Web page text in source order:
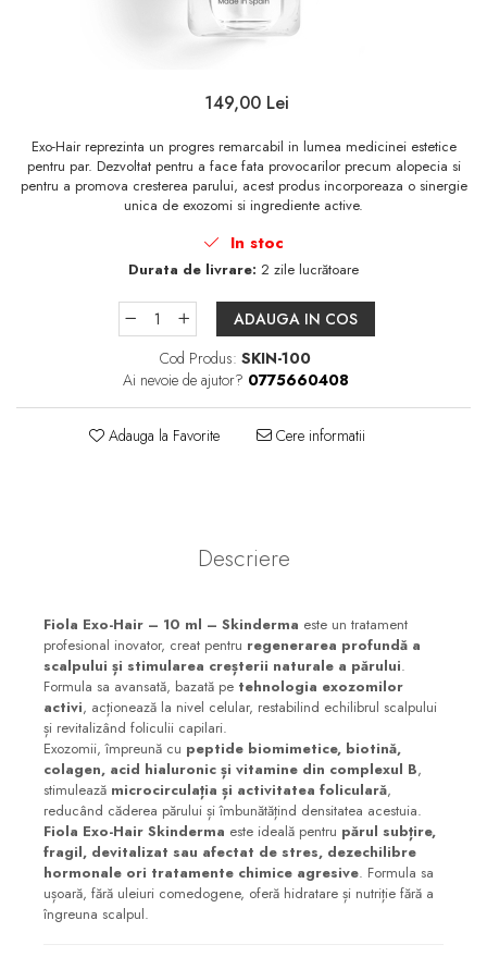
Vopsea de par
149,00 Lei
Exo-Hair reprezinta un progres remarcabil in lumea medicinei estetice
pentru par. Dezvoltat pentru a face fata provocarilor precum alopecia si
pentru a promova cresterea parului, acest produs incorporeaza o sinergie
unica de exozomi si ingrediente active.
In stoc
Durata de livrare: 2 zile lucrătoare
ADAUGA IN COS
Cod Produs: SKIN-100
Ai nevoie de ajutor? 0775660408
Adauga la Favorite Cere informatii
Descriere
Fiola Exo-Hair – 10 ml – Skinderma este un tratament
profesional inovator, creat pentru regenerarea profundă a
scalpului și stimularea creșterii naturale a părului.
Formula sa avansată, bazată pe tehnologia exozomilor
activi, acționează la nivel celular, restabilind echilibrul scalpului
și revitalizând foliculii capilari.
Exozomii, împreună cu peptide biomimetice, biotină,
colagen, acid hialuronic și vitamine din complexul B,
stimulează microcirculația și activitatea foliculară,
reducând căderea părului și îmbunătățind densitatea acestuia.
Fiola Exo-Hair Skinderma este ideală pentru părul subțire,
fragil, devitalizat sau afectat de stres, dezechilibre
hormonale ori tratamente chimice agresive. Formula sa
ușoară, fără uleiuri comedogene, oferă hidratare și nutriție fără a
îngreuna scalpul.